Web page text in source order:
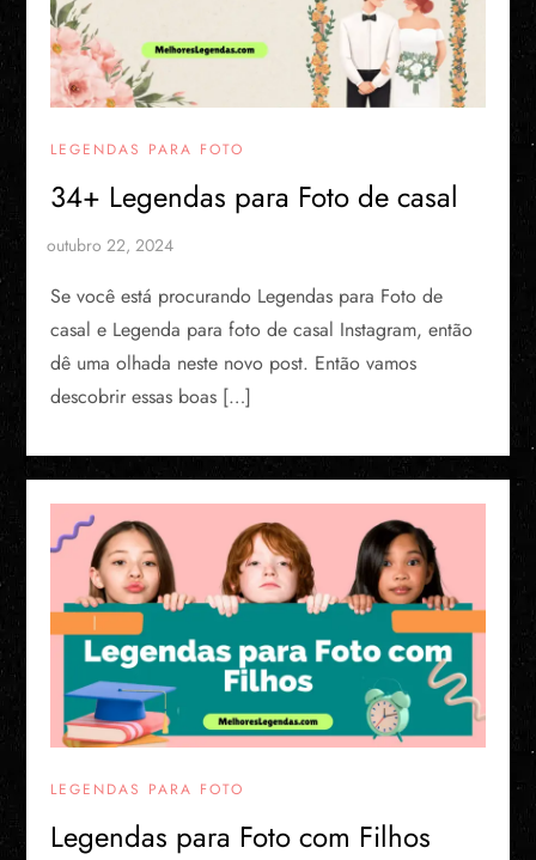
LEGENDAS PARA FOTO
34+ Legendas para Foto de casal
Se você está procurando Legendas para Foto de
casal e Legenda para foto de casal Instagram, então
dê uma olhada neste novo post. Então vamos
descobrir essas boas […]
LEGENDAS PARA FOTO
Legendas para Foto com Filhos